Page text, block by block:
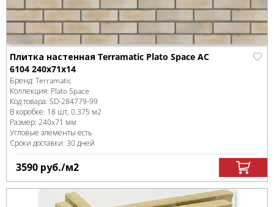
Плитка настенная Terramatic Plato Space AC
6104 240х71х14
Бренд: Terramatic
Коллекция: Plato Space
Код товара: SD-284779-99
В коробке: 18 шт, 0.375 м2
Размер: 240x71 мм
Угловые элементы есть
Сроки доставки: 30 дней
3590 руб./м2